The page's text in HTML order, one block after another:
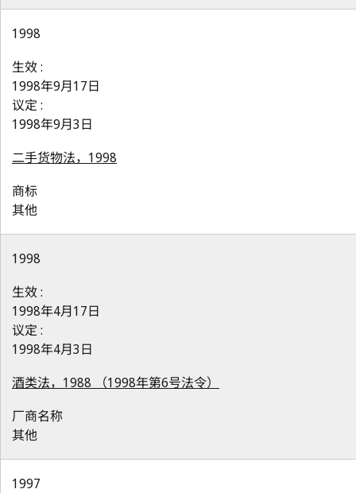
1998
生效 :
1998年9月17日
议定 :
1998年9月3日
二手货物法，1998
商标
其他
1998
生效 :
1998年4月17日
议定 :
1998年4月3日
酒类法，1988 （1998年第6号法令）
厂商名称
其他
1997